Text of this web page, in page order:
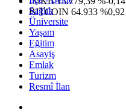
BITCOIN 64.933 %0,92
Sağlık
Üniversite
Yaşam
Eğitim
Asayiş
Emlak
Turizm
Resmî İlan